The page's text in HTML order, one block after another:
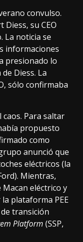
convulso.
su CEO
La noticia se
informaciones
presionado lo
Diess. La
sólo confirmaba
Para saltar
propuesto
como
anunció que
eléctricos (la
Mientras,
Macan eléctrico y
plataforma PEE
transición
Platform (SSP,